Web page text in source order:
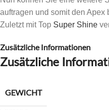
auftragen und somit den Apex
Zuletzt mit Top Super Shine
Zusätzliche Informationen
Zusätzliche
GEWICHT